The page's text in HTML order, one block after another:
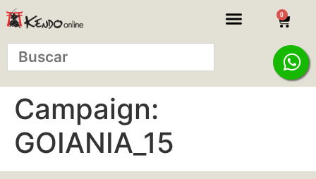
0
Campaign:
GOIANIA_15